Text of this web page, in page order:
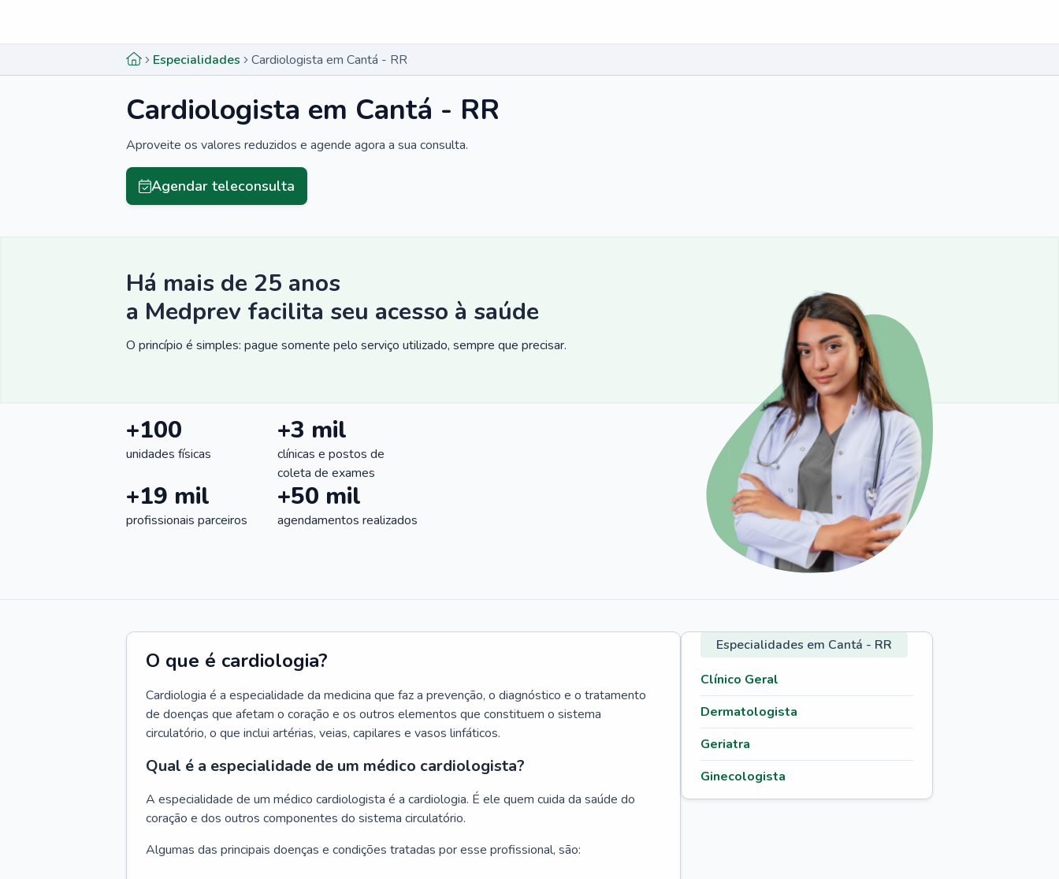
Especialidades Cardiologista em Cantá - RR
Cardiologista em Cantá - RR
Aproveite os valores reduzidos e agende agora a sua consulta.
Agendar teleconsulta
Há mais de 25 anos
a Medprev facilita seu acesso à saúde
O princípio é simples: pague somente pelo serviço utilizado, sempre que precisar.
+100
unidades físicas
+3 mil
clínicas e postos de
coleta de exames
+19 mil
profissionais parceiros
+50 mil
agendamentos realizados
O que é cardiologia?
Cardiologia é a especialidade da medicina que faz a prevenção, o diagnóstico e o tratamento
de doenças que afetam o coração e os outros elementos que constituem o sistema
circulatório, o que inclui artérias, veias, capilares e vasos linfáticos.
Qual é a especialidade de um médico cardiologista?
A especialidade de um médico cardiologista é a cardiologia. É ele quem cuida da saúde do
coração e dos outros componentes do sistema circulatório.
Algumas das principais doenças e condições tratadas por esse profissional, são:
Especialidades em Cantá - RR
Clínico Geral
Dermatologista
Geriatra
Ginecologista